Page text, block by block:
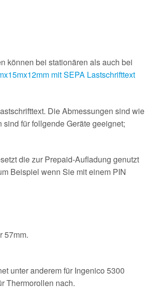
können bei stationären als auch bei
mit SEPA Lastschrifttext
Die Abmessungen sind wie
für follgende Geräte geeignet;
die zur Prepaid-Aufladung genutzt
Beispiel wenn Sie mit einem PIN
57mm.
unter anderem für Ingenico 5300
Thermorollen nach.